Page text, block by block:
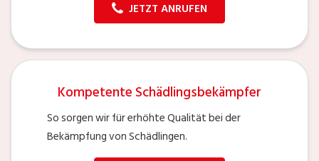
JETZT ANRUFEN
Kompetente Schädlingsbekämpfer
So sorgen wir für erhöhte Qualität bei der
Bekämpfung von Schädlingen.